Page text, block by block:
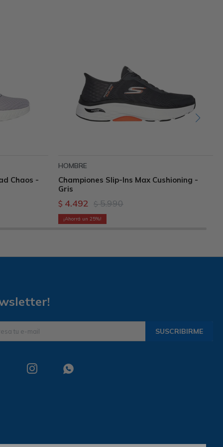
Chaos -
HOMBRE
Championes Slip-Ins Max Cushioning -
Gris
$ 4.492 $ 5.990
25
SUSCRIBIRME
 